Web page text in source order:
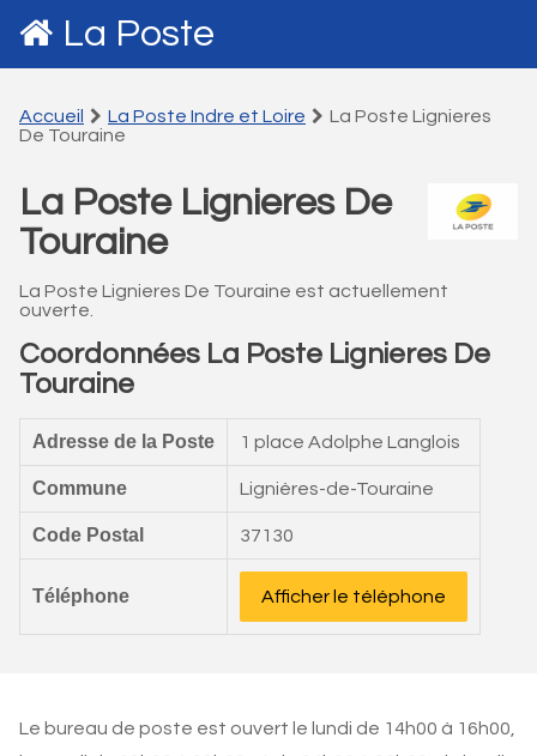
La Poste
Accueil La Poste Indre et Loire
La Poste Lignieres
De Touraine
La Poste Lignieres De
Touraine
La Poste Lignieres De Touraine est actuellement
ouverte.
Coordonnées La Poste Lignieres De
Touraine
Adresse de la Poste 1 place Adolphe Langlois
Commune Lignières-de-Touraine
Code Postal 37130
Téléphone Afficher le téléphone
Le bureau de poste est ouvert le lundi de 14h00 à 16h00,